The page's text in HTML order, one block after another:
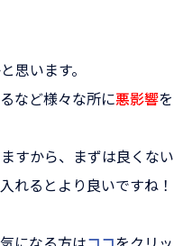
思います。
など様々な所に悪影響を
すから、まずは良くない
れるとより良いですね！